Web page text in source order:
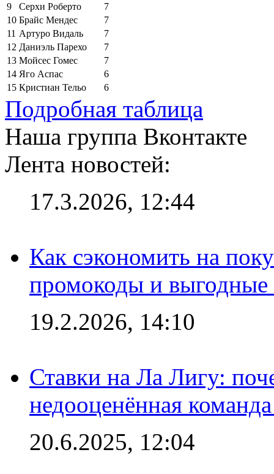
9
Серхи Роберто
7
10 Брайс Мендес
7
11 Артуро Видаль
7
12 Даниэль Парехо
7
13 Мойсес Гомес
7
14 Яго Аспас
6
15 Кристиан Тельо 6
Подробная таблица
Наша группа Вконтакте
Лента новостей:
17.3.2026, 12:44
Как сэкономить на
промокоды и выгодные
19.2.2026, 14:10
Ставки на Ла Лигу:
недооценённая
20.6.2025, 12:04